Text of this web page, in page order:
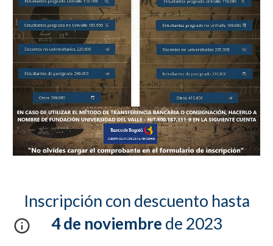
Inscripción con descuento hasta
4de noviembre de 2023